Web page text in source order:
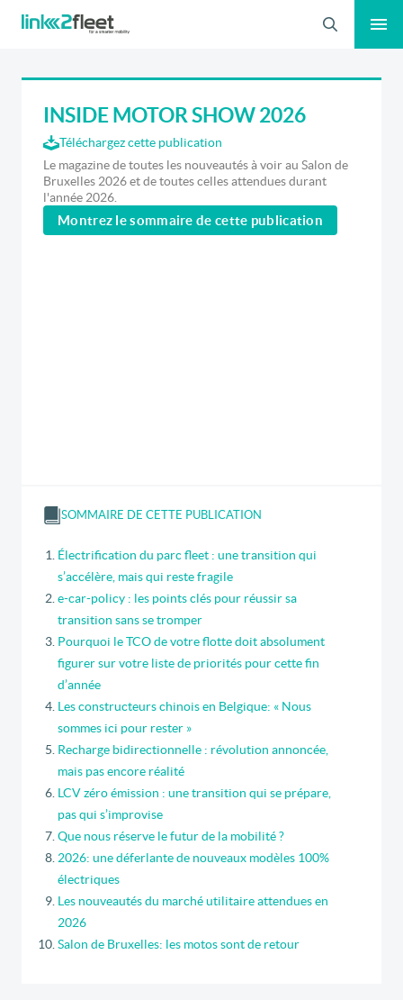
Recherche
INSIDE MOTOR SHOW 2026
Téléchargez cette publication
Le magazine de toutes les nouveautés à voir au Salon de
Bruxelles 2026 et de toutes celles attendues durant
l'année 2026.
Montrez le sommaire de cette publication
SOMMAIRE DE CETTE PUBLICATION
Électrification du parc fleet : une transition qui
s’accélère, mais qui reste fragile
e-car-policy : les points clés pour réussir sa
transition sans se tromper
Pourquoi le TCO de votre flotte doit absolument
figurer sur votre liste de priorités pour cette fin
d’année
Les constructeurs chinois en Belgique: « Nous
sommes ici pour rester »
Recharge bidirectionnelle : révolution annoncée,
mais pas encore réalité
LCV zéro émission : une transition qui se prépare,
pas qui s’improvise
Que nous réserve le futur de la mobilité ?
2026: une déferlante de nouveaux modèles 100%
électriques
Les nouveautés du marché utilitaire attendues en
2026
Salon de Bruxelles: les motos sont de retour